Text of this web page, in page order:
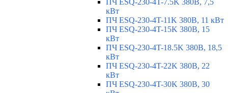
ПЧ ESQ-230-4T-7.5K 380В, 7,5
кВт
ПЧ ESQ-230-4T-11K 380В, 11 кВт
ПЧ ESQ-230-4T-15K 380В, 15
кВт
ПЧ ESQ-230-4T-18.5K 380В, 18,5
кВт
ПЧ ESQ-230-4T-22K 380В, 22
кВт
ПЧ ESQ-230-4T-30K 380В, 30